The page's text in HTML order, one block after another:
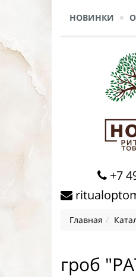
НОВИНКИ
+7
Главная
гроб